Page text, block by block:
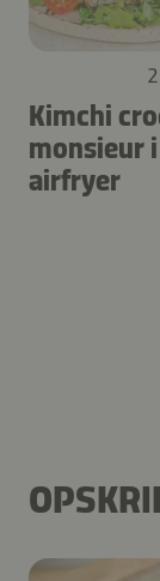
Kimchi
monsieur i
airfryer